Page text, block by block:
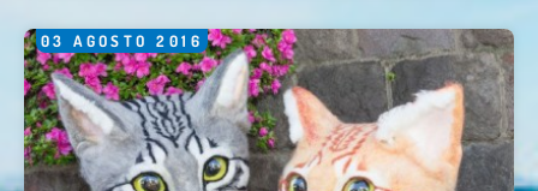
03 AGOSTO 2016